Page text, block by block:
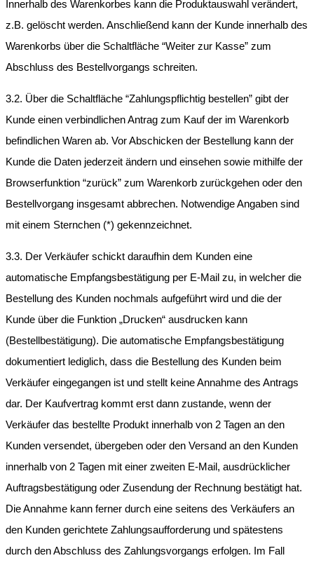
Innerhalb des Warenkorbes kann die Produktauswahl verändert,
z.B. gelöscht werden. Anschließend kann der Kunde innerhalb des
Warenkorbs über die Schaltfläche “Weiter zur Kasse” zum
Abschluss des Bestellvorgangs schreiten.
3.2. Über die Schaltfläche “Zahlungspflichtig bestellen” gibt der
Kunde einen verbindlichen Antrag zum Kauf der im Warenkorb
befindlichen Waren ab. Vor Abschicken der Bestellung kann der
Kunde die Daten jederzeit ändern und einsehen sowie mithilfe der
Browserfunktion “zurück” zum Warenkorb zurückgehen oder den
Bestellvorgang insgesamt abbrechen. Notwendige Angaben sind
mit einem Sternchen (*) gekennzeichnet.
3.3. Der Verkäufer schickt daraufhin dem Kunden eine
automatische Empfangsbestätigung per E-Mail zu, in welcher die
Bestellung des Kunden nochmals aufgeführt wird und die der
Kunde über die Funktion „Drucken“ ausdrucken kann
(Bestellbestätigung). Die automatische Empfangsbestätigung
dokumentiert lediglich, dass die Bestellung des Kunden beim
Verkäufer eingegangen ist und stellt keine Annahme des Antrags
dar. Der Kaufvertrag kommt erst dann zustande, wenn der
Verkäufer das bestellte Produkt innerhalb von 2 Tagen an den
Kunden versendet, übergeben oder den Versand an den Kunden
innerhalb von 2 Tagen mit einer zweiten E-Mail, ausdrücklicher
Auftragsbestätigung oder Zusendung der Rechnung bestätigt hat.
Die Annahme kann ferner durch eine seitens des Verkäufers an
den Kunden gerichtete Zahlungsaufforderung und spätestens
durch den Abschluss des Zahlungsvorgangs erfolgen. Im Fall